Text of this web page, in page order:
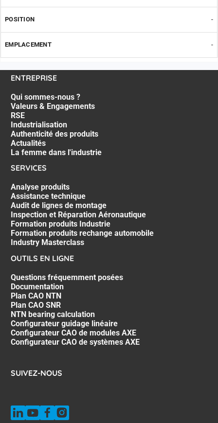
-
-
ENTREPRISE
Qui sommes-nous ?
Valeurs & Engagements
RSE
Industrialisation
Authenticité des produits
Actualités
La femme dans l'industrie
SERVICES
Analyse produits
Assistance technique
Audit de lignes de montage
Inspection et Réparation Aéronautique
Formation produits Industrie
Formation produits rechange automobile
Industry Masterclass
OUTILS EN LIGNE
Questions fréquemment posées
Documentation
Plan CAO NTN
Plan CAO SNR
NTN bearing calculation
Configurateur guidage linéaire
Configurateur CAO de modules AXE
Configurateur CAO de systèmes AXE
SUIVEZ-NOUS